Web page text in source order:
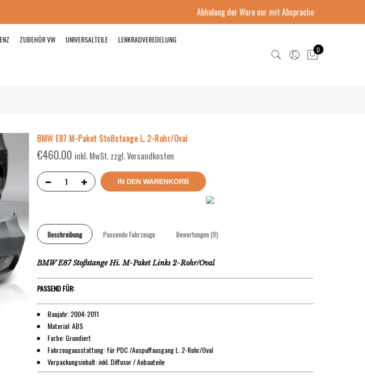
Abholung der Ware nur mit Absprache
ZUBEHÖR VW UNIVERSALTEILE LENKRADVEREDELUNG
0
BMW E87 M-Paket Stoßstange L. 2-Rohr/Oval
€460.00 inkl. MwSt. zzgl. Versandkosten
IN DEN WARENKORB
Beschreibung Passende Fahrzeuge Bewertungen (0)
BMW E87 Stoßstange Hi. M-Paket Links 2-Rohr/Oval
PASSEND FÜR:
Baujahr: 2004-2011
Material: ABS
Farbe: Grundiert
Fahrzeugausstattung: für PDC /Auspuffausgang L. 2-Rohr/Oval
Verpackungsinhalt: inkl. Diffusor / Anbauteile